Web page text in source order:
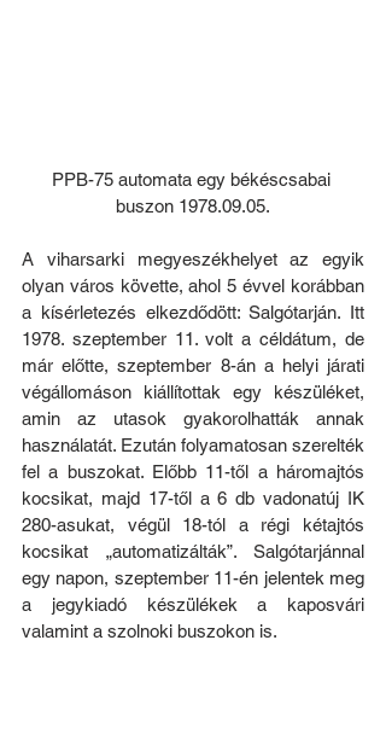
PPB-75 automata egy békéscsabai
buszon 1978.09.05.
A viharsarki megyeszékhelyet az egyik
olyan város követte, ahol 5 évvel korábban
a kísérletezés elkezdődött: Salgótarján. Itt
1978. szeptember 11. volt a céldátum, de
már előtte, szeptember 8-án a helyi járati
végállomáson kiállítottak egy készüléket,
amin az utasok gyakorolhatták annak
használatát. Ezután folyamatosan szerelték
fel a buszokat. Előbb 11-től a háromajtós
kocsikat, majd 17-től a 6 db vadonatúj IK
280-asukat, végül 18-tól a régi kétajtós
kocsikat „automatizálták”. Salgótarjánnal
egy napon, szeptember 11-én jelentek meg
a jegykiadó készülékek a kaposvári
valamint a szolnoki buszokon is.